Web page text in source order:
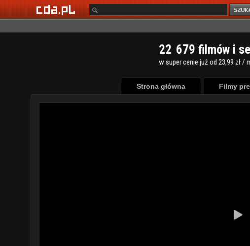
22 679 filmów i
w super cenie już od 23,99 zł /
Strona główna Filmy